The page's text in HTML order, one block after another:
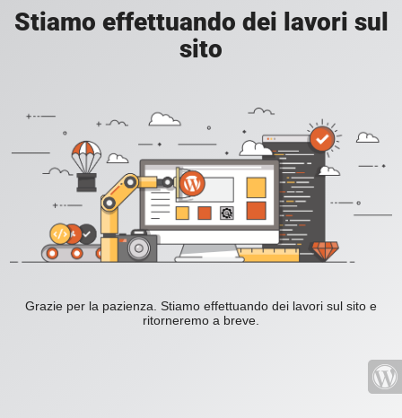
Stiamo effettuando dei lavori sul
sito
Grazie per la pazienza. Stiamo effettuando dei lavori sul sito e
ritorneremo a breve.